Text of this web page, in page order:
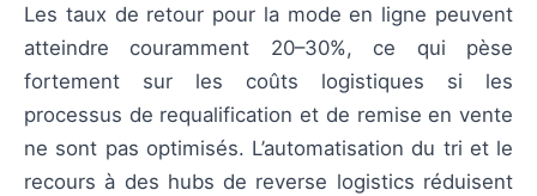
Les taux de retour pour la mode en ligne peuvent
atteindre couramment 20–30%, ce qui pèse
fortement sur les coûts logistiques si les
processus de requalification et de remise en vente
ne sont pas optimisés. L’automatisation du tri et le
recours à des hubs de reverse logistics réduisent